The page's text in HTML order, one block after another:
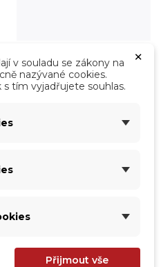
×
v souladu se zákony na
nazývané cookies.
tím vyjadřujete souhlas.
Přijmout vše